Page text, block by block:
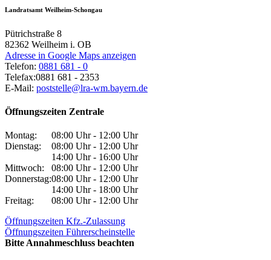
Landratsamt Weilheim-Schongau
Pütrichstraße 8
82362 Weilheim i. OB
Adresse in Google Maps anzeigen
Telefon: 0881 681 - 0
Telefax:0881 681 - 2353
E-Mail: poststelle@lra-wm.bayern.de
Öffnungszeiten Zentrale
Montag:
08:00 Uhr - 12:00 Uhr
Dienstag:
08:00 Uhr - 12:00 Uhr
14:00 Uhr - 16:00 Uhr
Mittwoch:
08:00 Uhr - 12:00 Uhr
Donnerstag:08:00 Uhr - 12:00 Uhr
14:00 Uhr - 18:00 Uhr
Freitag:
08:00 Uhr - 12:00 Uhr
Öffnungszeiten Kfz.-Zulassung
Öffnungszeiten Führerscheinstelle
Bitte Annahmeschluss beachten